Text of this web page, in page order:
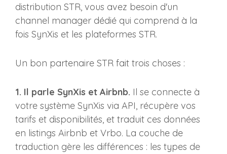
distribution STR, vous avez besoin d'un
channel manager dédié qui comprend à la
fois SynXis et les plateformes STR.
Un bon partenaire STR fait trois choses :
1. Il parle SynXis et Airbnb. Il se connecte à
votre système SynXis via API, récupère vos
tarifs et disponibilités, et traduit ces données
en listings Airbnb et Vrbo. La couche de
traduction gère les différences : les types de